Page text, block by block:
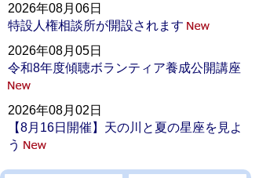
2026年08月06日
特設人権相談所が開設されます
2026年08月05日
令和8年度傾聴ボランティア養成公開講座
2026年08月02日
【8月16日開催】天の川と夏の星座を見よ
う